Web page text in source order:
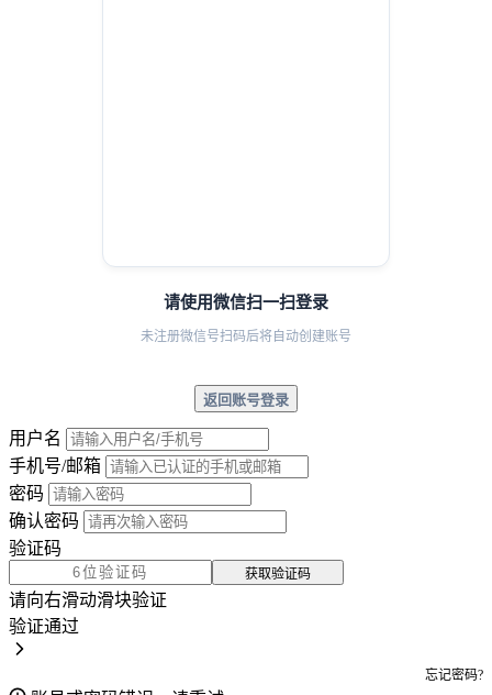
请使用微信扫一扫登录
未注册微信号扫码后将自动创建账号
返回账号登录
用户名
手机号/邮箱
密码
确认密码
验证码
获取验证码
请向右滑动滑块验证
验证通过
忘记密码?